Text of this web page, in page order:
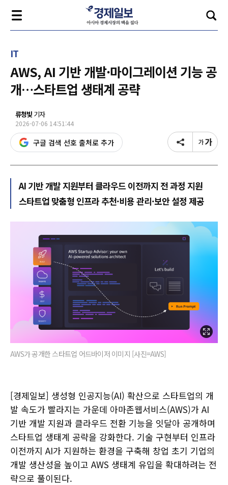
IT
AWS, AI 기반 개발·마이그레이션 기능 공
개…스타트업 생태계 공략
류청빛 기자
2026-07-06 14:51:44
구글 검색 선호 출처로 추가
AI 기반 개발 지원부터 클라우드 이전까지 전 과정 지원
스타트업 맞춤형 인프라 추천·비용 관리·보안 설정 제공
AWS가 공개한 스타트업 어드바이저 이미지 [사진=AWS]
[경제일보] 생성형 인공지능(AI) 확산으로 스타트업의 개
발 속도가 빨라지는 가운데 아마존웹서비스(AWS)가 AI
기반 개발 지원과 클라우드 전환 기능을 잇달아 공개하며
스타트업 생태계 공략을 강화한다. 기술 구현부터 인프라
이전까지 AI가 지원하는 환경을 구축해 창업 초기 기업의
개발 생산성을 높이고 AWS 생태계 유입을 확대하려는 전
략으로 풀이된다.